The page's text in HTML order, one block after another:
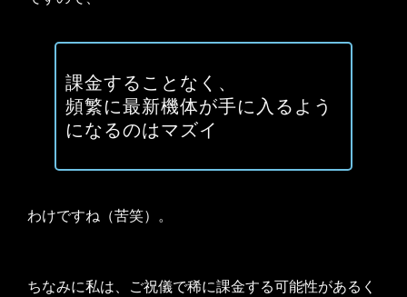
課金することなく、
頻繁に最新機体が手に入るよう
になるのはマズイ
わけですね（苦笑）。
ちなみに私は、ご祝儀で稀に課金する可能性があるく